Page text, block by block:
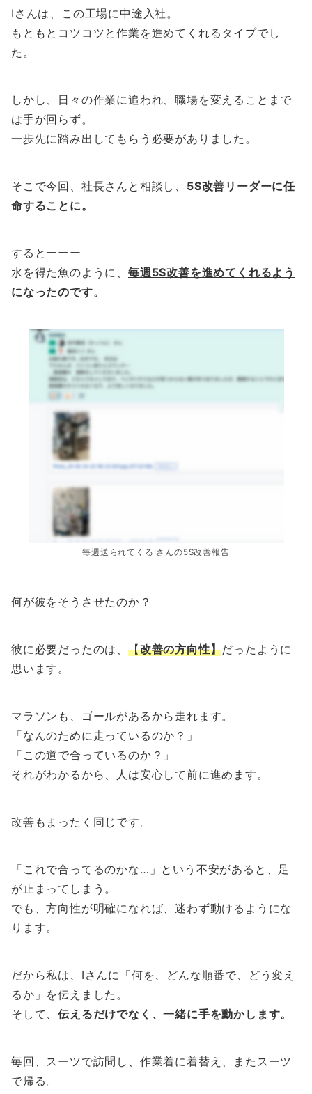
Iさんは、この工場に中途入社。
もともとコツコツと作業を進めてくれるタイプでし
た。
しかし、日々の作業に追われ、職場を変えることまで
は手が回らず。
一歩先に踏み出してもらう必要がありました。
そこで今回、社長さんと相談し、 5S改善リーダーに任
命することに。
するとーーー
水を得た魚のように、 毎週5S改善を進めてくれるよう
になったのです。
毎週送られてくるIさんの5S改善報告
何が彼をそうさせたのか？
彼に必要だったのは、 【改善の方向性】だったように
思います。
マラソンも、ゴールがあるから走れます。
「なんのために走っているのか？」
「この道で合っているのか？」
それがわかるから、人は安心して前に進めます。
改善もまったく同じです。
「これで合ってるのかな…」という不安があると、足
が止まってしまう。
でも、方向性が明確になれば、迷わず動けるようにな
ります。
だから私は、Iさんに「何を、どんな順番で、どう変え
るか」を伝えました。
そして、伝えるだけでなく、一緒に手を動かします。
毎回、スーツで訪問し、作業着に着替え、またスーツ
で帰る。